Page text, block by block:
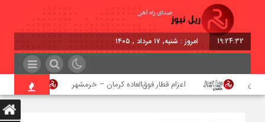
19:24:33 امروز : شنبه, ۱۷ مرداد , ۱۴۰۵
اعزام قطار فوق‌العاده کرمان – خرمشهر